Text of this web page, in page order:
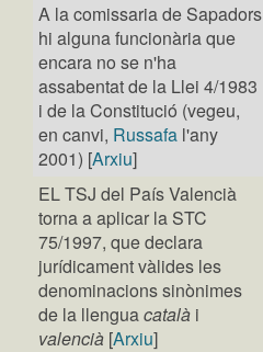
A la comissaria de Sapadors
hi alguna funcionària que
encara no se n'ha
assabentat de la Llei 4/1983
i de la Constitució (vegeu,
en canvi, Russafa l'any
2001) [Arxiu]
EL TSJ del País Valencià
torna a aplicar la STC
75/1997, que declara
jurídicament vàlides les
denominacions sinònimes
de la llenguacatalà i
valencià [Arxiu]